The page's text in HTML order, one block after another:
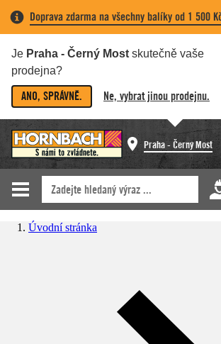
Doprava zdarma na všechny balíky od 1 500
Je Praha - Černý Most skutečně vaše
prodejna?
ANO, SPRÁVNĚ. Ne, vybrat jinou prodejnu.
Praha - Černý Most
Úvodní stránka